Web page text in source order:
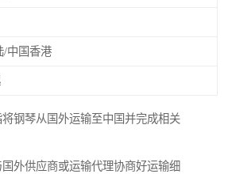
/中国香港
钢琴从国外运输至中国并完成相关
外供应商或运输代理协商好运输细